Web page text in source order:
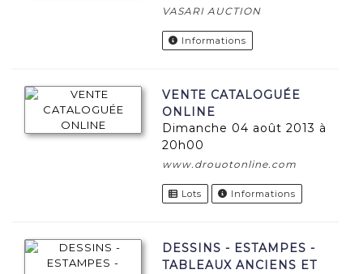
VASARI AUCTION
Informations
VENTE CATALOGUÉE
ONLINE
dimanche 04 août 2013 à
20h00
www.drouotonline.com
Lots Informations
DESSINS - ESTAMPES -
TABLEAUX ANCIENS ET